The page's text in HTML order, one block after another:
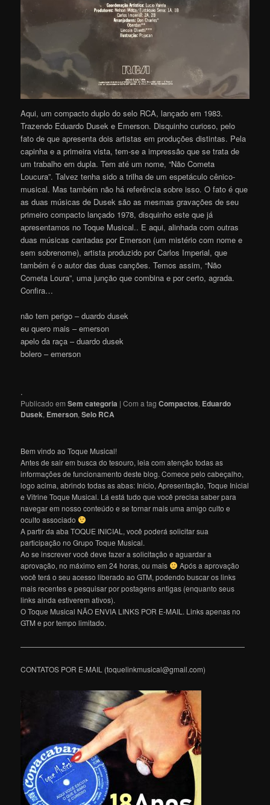
Aqui, um compacto duplo do selo RCA, lançado em 1983.
Trazendo Eduardo Dusek e Emerson. Disquinho curioso, pelo
fato de que apresenta dois artistas em produções distintas. Pela
capinha e a primeira vista, tem-se a impressão que se trata de
um trabalho em dupla. Tem até um nome, “Não Cometa
Loucura”. Talvez tenha sido a trilha de um espetáculo cênico-
musical. Mas também não há referência sobre isso. O fato é que
as duas músicas de Dusek são as mesmas gravações de seu
primeiro compacto lançado 1978, disquinho este que já
apresentamos no Toque Musical.. E aqui, alinhada com outras
duas músicas cantadas por Emerson (um mistério com nome e
sem sobrenome), artista produzido por Carlos Imperial, que
também é o autor das duas canções. Temos assim, “Não
Cometa Loura”, uma junção que combina e por certo, agrada.
Confira…
não tem perigo – duardo dusek
eu quero mais – emerson
apelo da raça – duardo dusek
bolero – emerson
.
Publicado em Sem categoria |Com a tagCompactos, Eduardo
Dusek, Emerson,Selo RCA
Bem vindo ao Toque Musical!
Antes de sair em busca do tesouro, leia com atenção todas as
informações de funcionamento deste blog. Comece pelo cabeçalho,
logo acima, abrindo todas as abas: Início, Apresentação, Toque Inicial
e Vitrine Toque Musical. Lá está tudo que você precisa saber para
navegar em nosso conteúdo e se tornar mais uma amigo culto e
oculto associado
A partir da aba TOQUE INICIAL, você poderá solicitar sua
participação no Grupo Toque Musical.
Ao se inscrever você deve fazer a solicitação e aguardar a
aprovação, no máximo em 24 horas, ou mais
Após a aprovação
você terá o seu acesso liberado ao GTM, podendo buscar os links
mais recentes e pesquisar por postagens antigas (enquanto seus
links ainda estiverem ativos).
O Toque Musical NÃO ENVIA LINKS POR E-MAIL. Links apenas no
GTM e por tempo limitado.
———————————————————————————————
CONTATOS POR E-MAIL (toquelinkmusical@gmail.com)